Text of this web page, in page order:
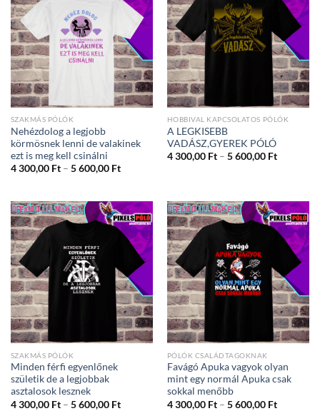
SZAKMÁS PÓLÓK
Nehézdolog a legjobb
körmösnek lenni de valakinek
ezt is meg kell csinálni
4 300,00 Ft – 5 600,00 FtÁrtartomány:
5
600,00 Ft
HOBBIVAL KAPCSOLATOS PÓLÓK
A LEGKISEBB
VADÁSZ,GYEREK PÓLÓ
4 300,00 Ft – 5 600,00 Ft
600,00 Ft
SZAKMÁS PÓLÓK
Minden férfi egyenlőnek
születik de a legjobbak
asztalosok lesznek
4 300,00 Ft – 5 600,00 FtÁrtartomány:
PÓLÓK CSALÁDTAGOKNAK
Favágó Apuka vagyok olyan
mint egy normál Apuka csak
sokkal menőbb
4 300,00 Ft – 5 600,00 Ft